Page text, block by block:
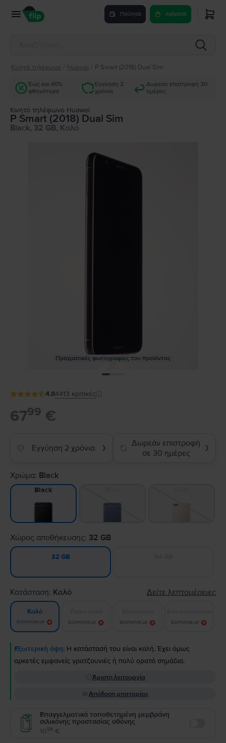
Πούλησε Αγόρασε
Κινητά τηλέφωνα Huawei P Smart (2018) Dual Sim
Έως και 40%
φθηνότερα
Εγγύηση 2
χρόνια
Δωρεάν επιστροφή 30
ημέρες
Κινητό τηλέφωνο Huawei
P Smart (2018) Dual Sim
Black, 32 GB, Καλό
Πραγματικές φωτογραφίες του προϊόντος
4.84413 κριτικές
6799 €
Εγγύηση 2 χρόνια ❯
Δωρεάν επιστροφή
σε 30 ημέρες
❯
Χρώμα: Black
Black
Χώρος αποθήκευσης: 32 GB
32 GB
Κατάσταση: Καλό Δείτε λεπτομέρειες
Καλό
Ειδοποίησε με! Ειδοποίησε με! Ειδοποίησε με! Ειδοποίησε με!
Εξωτερική όψη: Η κατάστασή του είναι καλή. Έχει όμως
αρκετές εμφανείς γρατζουνιές ή πολύ ορατά σημάδια.
Άριστη λειτουργία
Απόδοση μπαταρίας
Επαγγελματικά τοποθετημένη μεμβράνη
σιλικόνης προστασίας οθόνης
1099 €